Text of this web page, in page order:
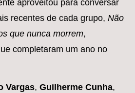
aproveitou para conversar
recentes de cada grupo, Não
que nunca morrem,
completaram um ano no
Vargas, Guilherme Cunha,